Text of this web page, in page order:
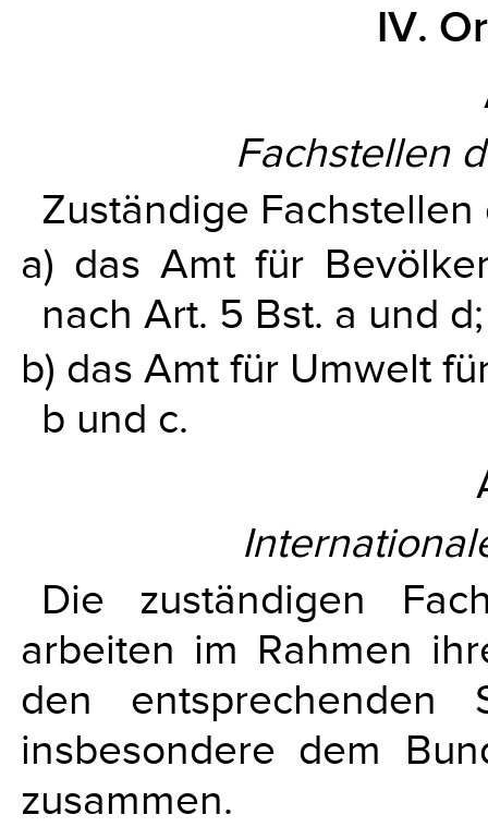
IV.
Fachstellen
Zuständige
a) das Amt für
nach Art. 5 Bst. a und d;
b) das Amt für Umwelt
b und c.
Die zuständigen
arbeiten im Rahmen
den entsprechenden
insbesondere dem
zusammen.